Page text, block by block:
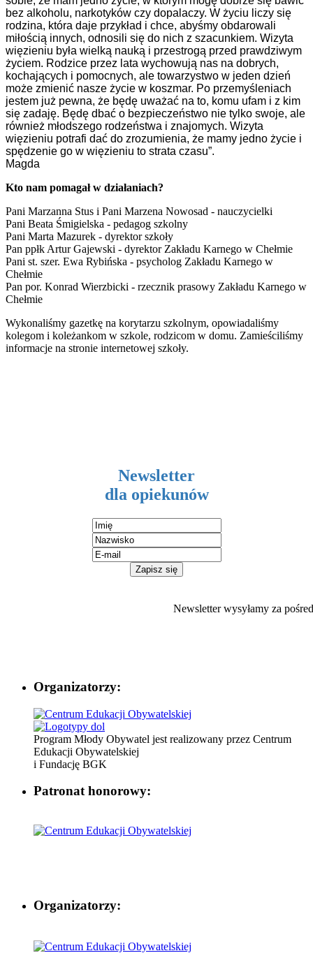
bez alkoholu, narkotyków czy dopalaczy. W życiu liczy się
rodzina, która daje przykład i chce, abyśmy obdarowali
miłością innych, odnosili się do nich z szacunkiem. Wizyta
więzieniu była wielką nauką i przestrogą przed prawdziwym
życiem. Rodzice przez lata wychowują nas na dobrych,
kochających i pomocnych, ale towarzystwo w jeden dzień
może zmienić nasze życie w koszmar. Po przemyśleniach
jestem już pewna, że będę uważać na to, komu ufam i z kim
się zadaję. Będę dbać o bezpieczeństwo nie tylko swoje, ale
również młodszego rodzeństwa i znajomych. Wizyta
więzieniu potrafi dać do zrozumienia, że mamy jedno życie i
spędzenie go w więzieniu to strata czasu”.
Magda
Kto nam pomagał w działaniach?
Pani Marzanna Stus i Pani Marzena Nowosad - nauczycielki
Pani Beata Śmigielska - pedagog szkolny
Pani Marta Mazurek - dyrektor szkoły
Pan ppłk Artur Gajewski - dyrektor Zakładu Karnego w Chełmie
Pani st. szer. Ewa Rybińska - psycholog Zakładu Karnego w
Chełmie
Pan por. Konrad Wierzbicki - rzecznik prasowy Zakładu Karnego w
Chełmie
Wykonaliśmy gazetkę na korytarzu szkolnym, opowiadaliśmy
kolegom i koleżankom w szkole, rodzicom w domu. Zamieściliśmy
informacje na stronie internetowej szkoły.
Newsletter
dla opiekunów
Newsletter wysyłamy za
Organizatorzy:
Program Młody Obywatel jest realizowany przez Centrum
Edukacji Obywatelskiej
i Fundację BGK
Patronat honorowy:
Organizatorzy: